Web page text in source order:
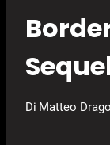
Di Matteo